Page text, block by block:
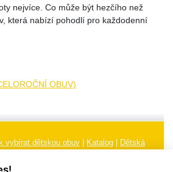
nejvíce. Co může být hezčího než
která nabízí pohodlí pro každodenní
OBUV)
vybírat dětskou obuv Katalog
Dětská